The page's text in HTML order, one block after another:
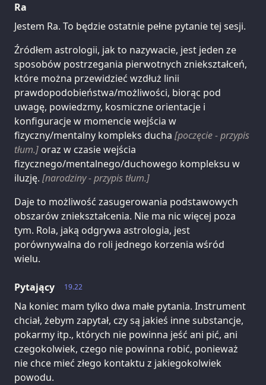
Ra
Jestem Ra. To będzie ostatnie pełne pytanie tej sesji.
Źródłem astrologii, jak to nazywacie, jest jeden ze
sposobów postrzegania pierwotnych zniekształceń,
które można przewidzieć wzdłuż linii
prawdopodobieństwa/możliwości, biorąc pod
uwagę, powiedzmy, kosmiczne orientacje i
konfiguracje w momencie wejścia w
fizyczny/mentalny kompleks ducha [poczęcie - przypis
tłum.] oraz w czasie wejścia
fizycznego/mentalnego/duchowego kompleksu w
iluzję. [narodziny - przypis tłum.]
Daje to możliwość zasugerowania podstawowych
obszarów zniekształcenia. Nie ma nic więcej poza
tym. Rola, jaką odgrywa astrologia, jest
porównywalna do roli jednego korzenia wśród
wielu.
19.22
Pytający
Na koniec mam tylko dwa małe pytania. Instrument
chciał, żebym zapytał, czy są jakieś inne substancje,
pokarmy itp., których nie powinna jeść ani pić, ani
czegokolwiek, czego nie powinna robić, ponieważ
nie chce mieć złego kontaktu z jakiegokolwiek
powodu.